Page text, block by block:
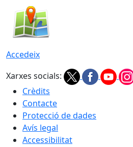
Accedeix
Xarxes socials:
Crèdits
Contacte
Protecció de dades
Avís legal
Accessibilitat